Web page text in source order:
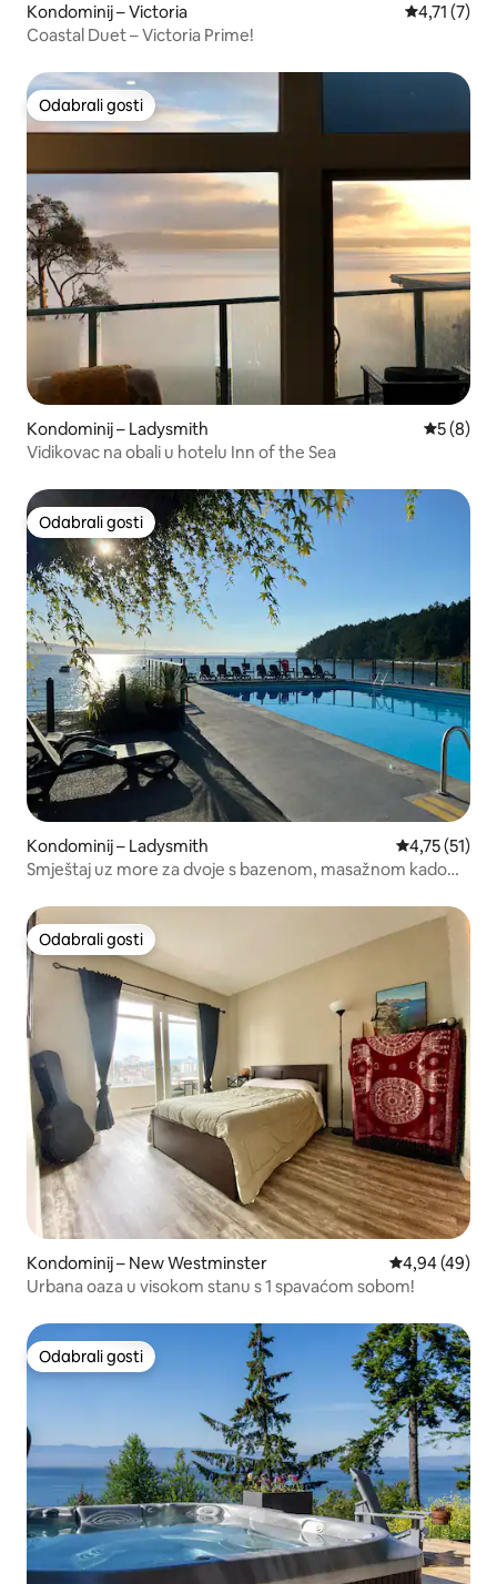
Kondominij – Victoria Prosječna
4,71 (7)
Coastal Duet – Victoria Prime!
Odabrali gosti
Odabrali gosti
Kondominij – Ladysmith
5 (8)
Vidikovac na obali u hotelu Inn of the Sea
Odabrali gosti
Odabrali gosti
Kondominij – Ladysmith Prosječna
4,75 (51)
Smještaj uz more za dvoje s bazenom, masažnom kadom i
Odabrali gosti
Odabrali gosti
Kondominij – New Westminster Prosječna
4,94 (49)
Urbana oaza u visokom stanu s 1 spavaćom sobom!
Odabrali gosti
Odabrali gosti